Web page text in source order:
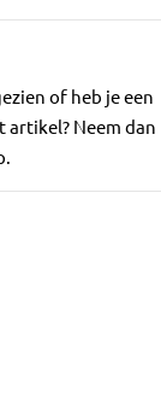
of heb je een
Neem dan